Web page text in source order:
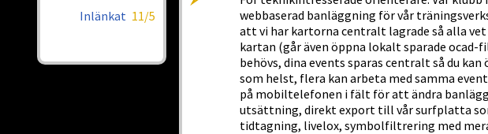
Inlänkat 11/5
webbaserad banläggning för vår
att vi har kartorna centralt lagrade så alla vet
kartan (går även öppna lokalt sparade ocad-
behövs, dina events sparas centralt så du
som helst, flera kan arbeta med samma
på mobiltelefonen i fält för att ändra
utsättning, direkt export till vår surfplatta
tidtagning, livelox, symbolfiltrering med